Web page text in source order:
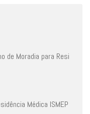
de Moradia para Resi
Médica ISMEP